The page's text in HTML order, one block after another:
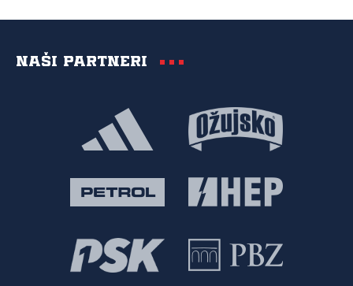
Naši partneri